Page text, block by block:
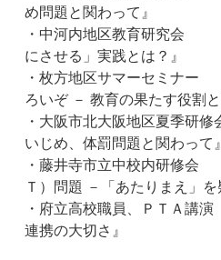
め問題と関わって』
・中河内地区教育研究
にさせる」実践とは？』
・枚方地区サマーセミナ
ろいぞ － 教育の果たす役割と
・大阪市北大阪地区夏季研
いじめ、体罰問題と関わって』
・藤井寺市立中校内研修
Ｔ）問題 －「あたりまえ」を
・府立高校職員、ＰＴＡ
連携の大切さ』